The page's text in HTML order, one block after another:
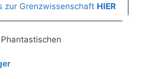
zur Grenzwissenschaft HIER